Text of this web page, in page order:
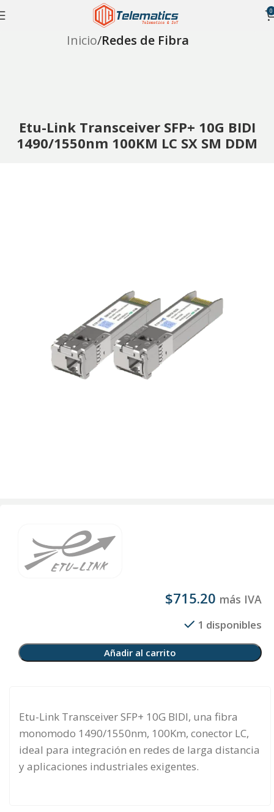
0
Inicio Redes de Fibra
Etu-Link Transceiver SFP+ 10G BIDI
1490/1550nm 100KM LC SX SM DDM
$715.20 más IVA
1 disponibles
Añadir al carrito
Etu-Link Transceiver SFP+ 10G BIDI, una fibra
monomodo 1490/1550nm, 100Km, conector LC,
ideal para integración en redes de larga distancia
y aplicaciones industriales exigentes.